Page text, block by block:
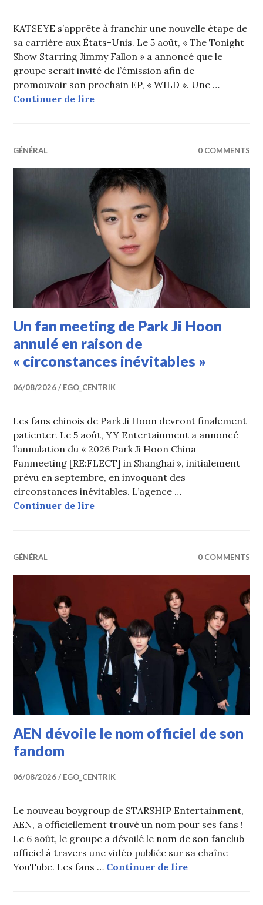
KATSEYE s’apprête à franchir une nouvelle étape de
sa carrière aux États-Unis. Le 5 août, « The Tonight
Show Starring Jimmy Fallon » a annoncé que le
groupe serait invité de l’émission afin de
promouvoir son prochain EP, « WILD ». Une …
Continuer de lireKATSEYE va faire ses débuts
GÉNÉRAL 0 COMMENTS
Un fan meeting de Park Ji Hoon
annulé en raison de
« circonstances inévitables »
06/08/2026 EGO_CENTRIK
Les fans chinois de Park Ji Hoon devront finalement
patienter. Le 5 août, YY Entertainment a annoncé
l’annulation du « 2026 Park Ji Hoon China
Fanmeeting [RE:FLECT] in Shanghai », initialement
prévu en septembre, en invoquant des
circonstances inévitables. L’agence …
Continuer de lireUn fan meeting de Park Ji Hoon
GÉNÉRAL 0 COMMENTS
AEN dévoile le nom officiel de son
fandom
06/08/2026 EGO_CENTRIK
Le nouveau boygroup de STARSHIP Entertainment,
AEN, a officiellement trouvé un nom pour ses fans !
Le 6 août, le groupe a dévoilé le nom de son fanclub
officiel à travers une vidéo publiée sur sa chaîne
YouTube. Les fans … Continuer de lireAEN dévoile le